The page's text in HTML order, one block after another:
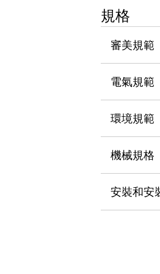
使人機協作更安全、更高效
提高半導體製造裝置設計自由度的方
瞬間完成開關的更換，避免停機時間
瀏覽全部
規格
審美規範
電氣規範
環境規範
機械規格
安裝和安